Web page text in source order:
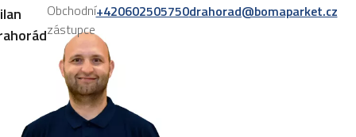
Obchodní
zástupce
+420602505750drahorad@bomaparket.cz